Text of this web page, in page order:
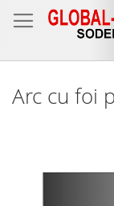
Mergeti
la
Arc cu foi